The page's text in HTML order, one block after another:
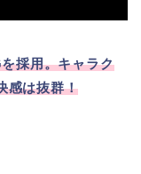
採用。キャラク
感は抜群！